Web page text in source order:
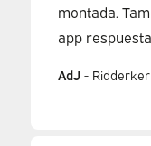
montada.
app
AdJ-